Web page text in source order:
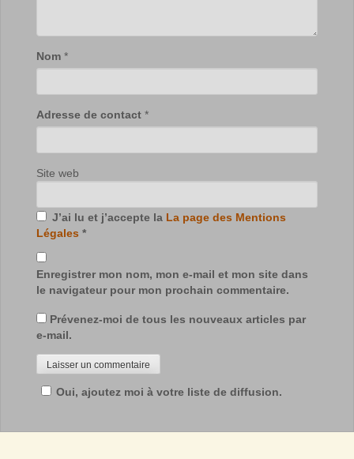
Nom *
Adresse de contact *
Site web
J’ai lu et j’accepte la La page des Mentions
Légales *
Enregistrer mon nom, mon e-mail et mon site dans
le navigateur pour mon prochain commentaire.
Prévenez-moi de tous les nouveaux articles par
e-mail.
Oui, ajoutez moi à votre liste de diffusion.